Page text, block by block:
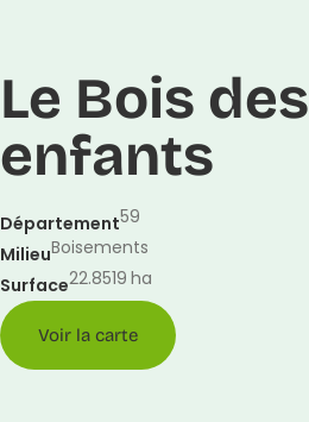
Le Bois des
enfants
Département59
MilieuBoisements
Surface22.8519 ha
Voir la carte